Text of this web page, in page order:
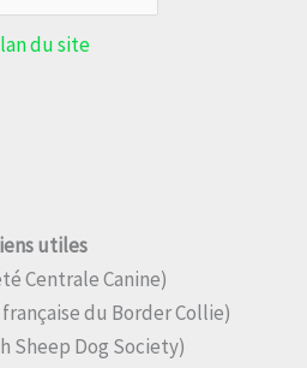
du site
utiles
Centrale Canine)
du Border Collie)
Sheep Dog Society)